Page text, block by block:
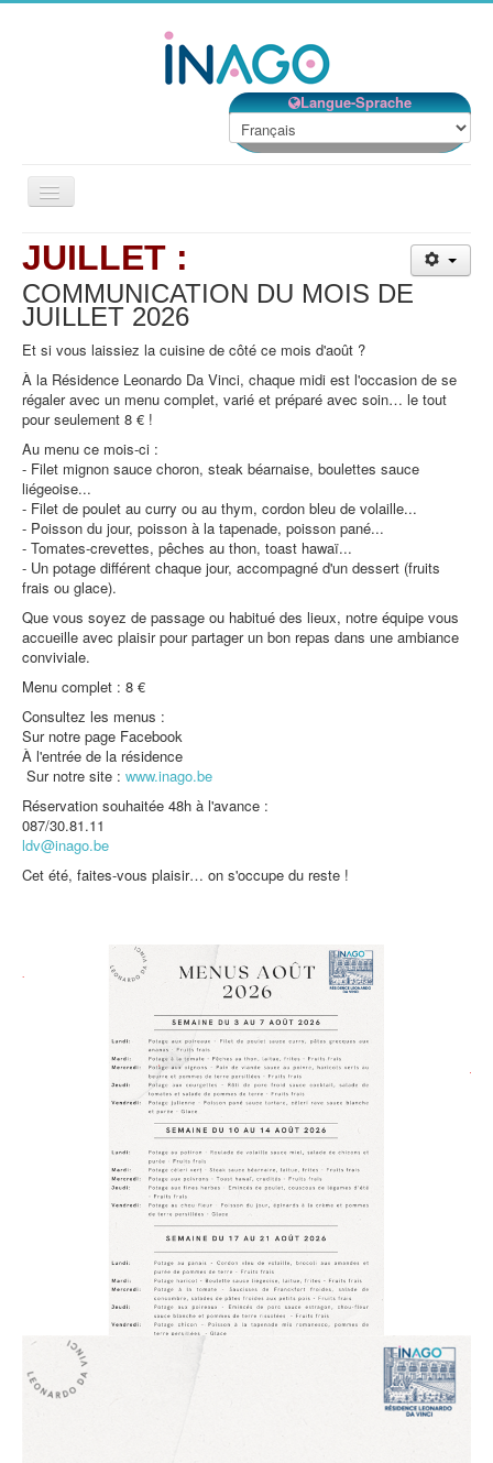
Langue-Sprache
Basculer
la
JUILLET :
COMMUNICATION DU MOIS DE
JUILLET 2026
Et si vous laissiez la cuisine de côté ce mois d'août ?
À la Résidence Leonardo Da Vinci, chaque midi est l'occasion de se
régaler avec un menu complet, varié et préparé avec soin… le tout
pour seulement 8 € !
Au menu ce mois-ci :
- Filet mignon sauce choron, steak béarnaise, boulettes sauce
liégeoise...
- Filet de poulet au curry ou au thym, cordon bleu de volaille...
- Poisson du jour, poisson à la tapenade, poisson pané...
- Tomates-crevettes, pêches au thon, toast hawaï...
- Un potage différent chaque jour, accompagné d'un dessert (fruits
frais ou glace).
Que vous soyez de passage ou habitué des lieux, notre équipe vous
accueille avec plaisir pour partager un bon repas dans une ambiance
conviviale.
Menu complet : 8 €
Consultez les menus :
Sur notre page Facebook
À l'entrée de la résidence
Sur notre site : www.inago.be
Réservation souhaitée 48h à l'avance :
087/30.81.11
ldv@inago.be
Cet été, faites-vous plaisir… on s'occupe du reste !